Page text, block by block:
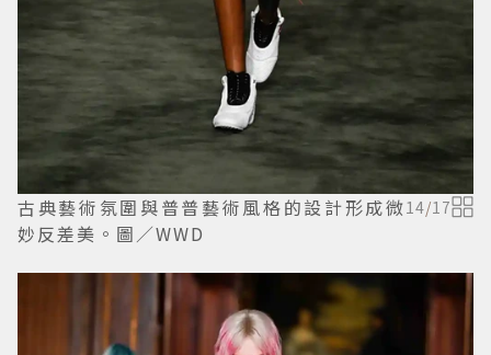
古典藝術氛圍與普普藝術風格的設計形成微
妙反差美。圖／WWD
14/17